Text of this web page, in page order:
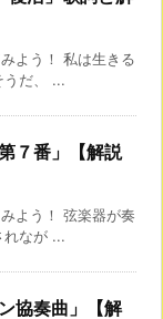
よう！ 私は生きる
うだ、 ...
７番」【解説
よう！ 弦楽器が奏
れなが ...
協奏曲」【解